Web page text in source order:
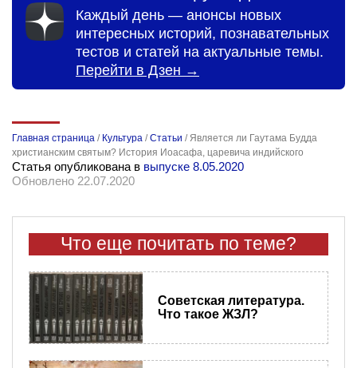
Каждый день — анонсы новых
интересных историй, познавательных
тестов и статей на актуальные темы.
Перейти в Дзен →
Главная страница / Культура /Статьи /Является ли Гаутама Будда
христианским святым? История Иоасафа, царевича индийского
Статья опубликована в выпуске 8.05.2020
Обновлено 22.07.2020
Что еще почитать по теме?
Советская литература.
Что такое ЖЗЛ?